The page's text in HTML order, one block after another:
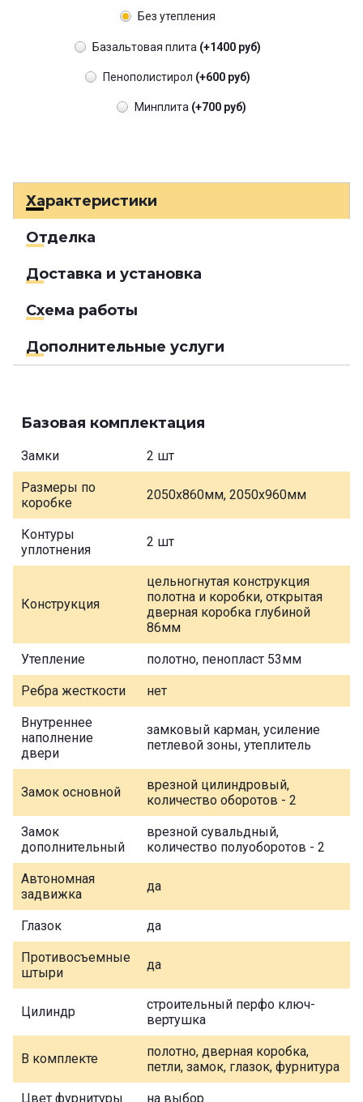
Без утепления
Базальтовая плита (+1400 руб)
Пенополистирол (+600 руб)
Минплита (+700 руб)
Характеристики
Отделка
Доставка и установка
Схема работы
Дополнительные услуги
Базовая комплектация
Замки 2 шт
Размеры по
коробке
2050х860мм, 2050х960мм
Контуры
уплотнения
2 шт
Конструкция
цельногнутая конструкция
полотна и коробки, открытая
дверная коробка глубиной
86мм
Утепление полотно, пенопласт 53мм
Ребра жесткости нет
Внутреннее
наполнение
двери
замковый карман, усиление
петлевой зоны, утеплитель
Замок основной
врезной цилиндровый,
количество оборотов - 2
Замок
дополнительный
врезной сувальдный,
количество полуоборотов - 2
Автономная
задвижка
да
Глазок да
Противосъемные
штыри
да
Цилиндр
строительный перфо ключ-
вертушка
В комплекте
полотно, дверная коробка,
петли, замок, глазок, фурнитура
Цвет фурнитуры на выбор